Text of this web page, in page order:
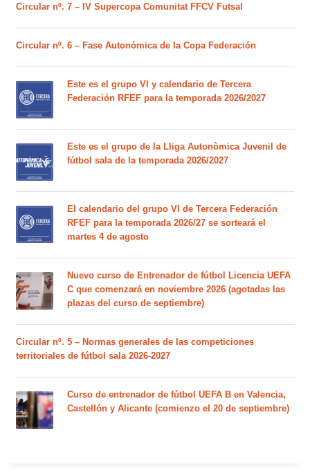
Circular nº. 7 – IV Supercopa Comunitat FFCV Futsal
Circular nº. 6 – Fase Autonómica de la Copa Federación
Este es el grupo VI y calendario de Tercera
Federación RFEF para la temporada 2026/2027
Este es el grupo de la Lliga Autonòmica Juvenil de
fútbol sala de la temporada 2026/2027
El calendario del grupo VI de Tercera Federación
RFEF para la temporada 2026/27 se sorteará el
martes 4 de agosto
Nuevo curso de Entrenador de fútbol Licencia UEFA
C que comenzará en noviembre 2026 (agotadas las
plazas del curso de septiembre)
Circular nº. 5 – Normas generales de las competiciones
territoriales de fútbol sala 2026-2027
Curso de entrenador de fútbol UEFA B en Valencia,
Castellón y Alicante (comienzo el 20 de septiembre)